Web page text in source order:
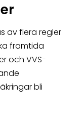
av flera regler
framtida
och VVS-
bli